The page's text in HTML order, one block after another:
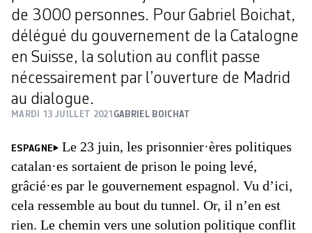
de 3000 personnes. Pour Gabriel Boichat,
délégué du gouvernement de la Catalogne
en Suisse, la solution au conflit passe
nécessairement par l’ouverture de Madrid
au dialogue.
MARDI 13 JUILLET 2021 GABRIEL BOICHAT
ESPAGNE
Le 23 juin, les prisonnier·ères politiques
catalan·es sortaient de prison le poing levé,
grâcié·es par le gouvernement espagnol. Vu d’ici,
cela ressemble au bout du tunnel. Or, il n’en est
rien. Le chemin vers une solution politique conflit